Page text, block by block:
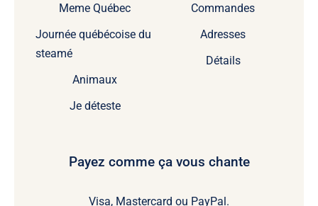
Meme Québec
Journée québécoise du
steamé
Animaux
Je déteste
Commandes
Adresses
Détails
Payez comme ça vous chante
Visa, Mastercard ou PayPal.